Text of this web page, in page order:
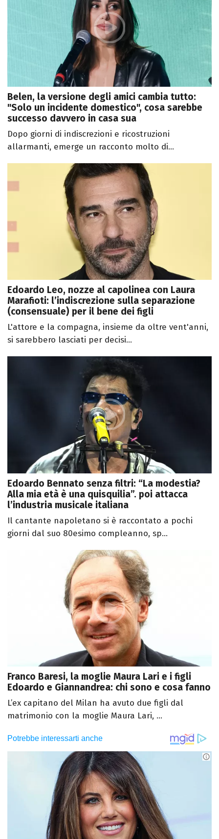
Belen, la versione degli amici cambia tutto:
"Solo un incidente domestico", cosa sarebbe
successo davvero in casa sua
Dopo giorni di indiscrezioni e ricostruzioni
allarmanti, emerge un racconto molto di...
Edoardo Leo, nozze al capolinea con Laura
Marafioti: l’indiscrezione sulla separazione
(consensuale) per il bene dei figli
L'attore e la compagna, insieme da oltre vent'anni,
si sarebbero lasciati per decisi...
Edoardo Bennato senza filtri: “La modestia?
Alla mia età è una quisquilia”. poi attacca
l’industria musicale italiana
Il cantante napoletano si è raccontato a pochi
giorni dal suo 80esimo compleanno, sp...
Franco Baresi, la moglie Maura Lari e i figli
Edoardo e Giannandrea: chi sono e cosa fanno
L’ex capitano del Milan ha avuto due figli dal
matrimonio con la moglie Maura Lari, ...